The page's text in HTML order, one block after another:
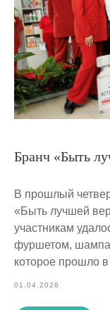
Бранч «Быть
В прошлый
«Быть лучшей
участникам
фуршетом,
которое прошло
01.04.2026